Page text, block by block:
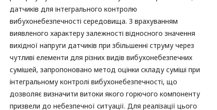
датчиків для інтегрального контролю
вибухонебезпечності середовища. З врахуванням
виявленого характеру залежності відносного значення
вихідної напруги датчиків при збільшенні струму через
чутливі елементи для різних видів вибухонебезпечних
сумішей, запропоновано метод оцінки складу суміші при
інтегральному контролі вибухонебезпечності, що
дозволяє визначити витоки якого горючого компоненту
призвели до небезпечної ситуації. Для реалізації цього